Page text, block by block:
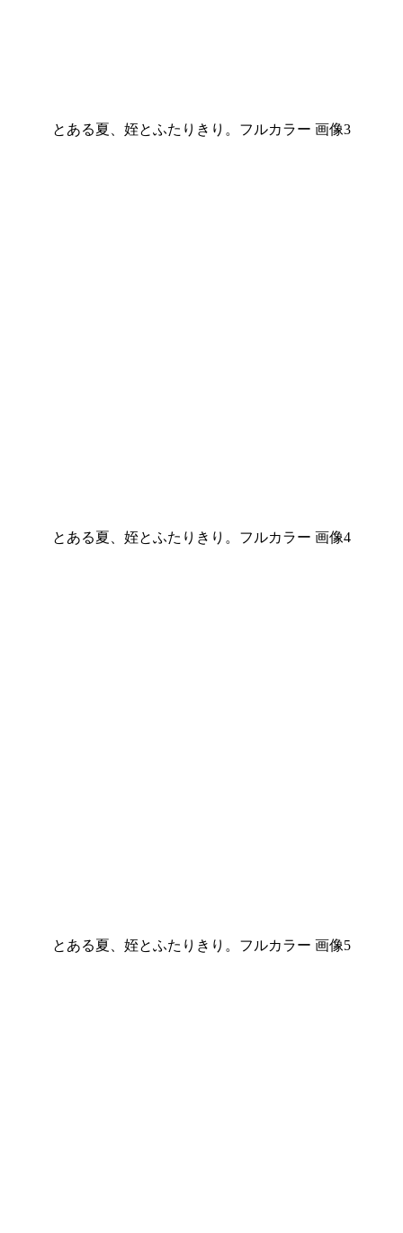
とある夏、姪とふたりきり。フルカラー 画像3
とある夏、姪とふたりきり。フルカラー 画像4
とある夏、姪とふたりきり。フルカラー 画像5